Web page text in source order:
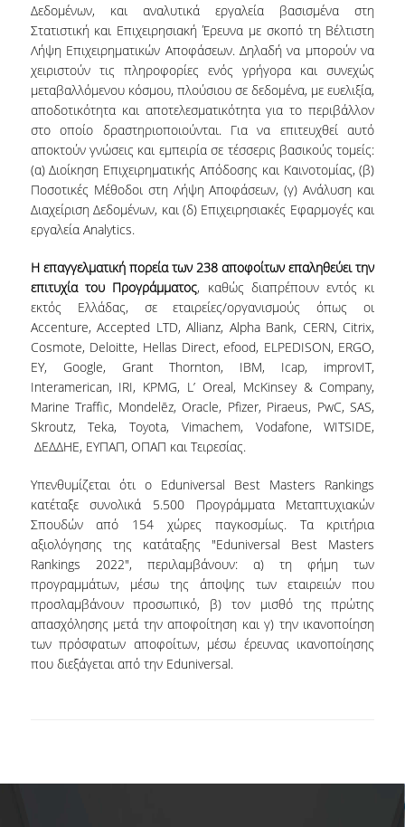
DOCUMENTS - USEFUL LINKS
QUALITY ASSURANCE
QUALITY ASSURANCE POLICY
ACCREDITATION
EXTERNAL EVALUATION
QUALITY ASSURANCE UNIT
RESEARCH
RESEARCH ACTIVITIES
RESEARCH LABORATORIES
PUBLICATIONS
SCIENTIFIC CONFERENCES
GRADUATES OF THE DEPARTMENT
JOB LISTINGS
GRADUATE PROSPECTS
ALUMNI ASSOCIATIONS
Δεδομένων, και αναλυτικά εργαλεία βασισμένα στη
Στατιστική και Επιχειρησιακή Έρευνα με σκοπό τη Βέλτιστη
Λήψη Επιχειρηματικών Αποφάσεων. Δηλαδή να μπορούν να
χειριστούν τις πληροφορίες ενός γρήγορα και συνεχώς
μεταβαλλόμενου κόσμου, πλούσιου σε δεδομένα, με ευελιξία,
αποδοτικότητα και αποτελεσματικότητα για το περιβάλλον
στο οποίο δραστηριοποιούνται. Για να επιτευχθεί αυτό
αποκτούν γνώσεις και εμπειρία σε τέσσερις βασικούς τομείς:
(α) Διοίκηση Επιχειρηματικής Απόδοσης και Καινοτομίας, (β)
Ποσοτικές Μέθοδοι στη Λήψη Αποφάσεων, (γ) Ανάλυση και
Διαχείριση Δεδομένων, και (δ) Επιχειρησιακές Εφαρμογές και
εργαλεία Analytics.
Η επαγγελματική πορεία των 238 αποφοίτων επαληθεύει την
επιτυχία του Προγράμματος, καθώς διαπρέπουν εντός κι
εκτός Ελλάδας, σε εταιρείες/οργανισμούς όπως οι
Accenture, Accepted LTD, Allianz, Alpha Bank, CERN, Citrix,
Cosmote, Deloitte, Hellas Direct, efood, ELPEDISON, ERGO,
EY, Google, Grant Thornton, IBM, Icap, improvIT,
Interamerican, IRI, KPMG, L’ Oreal, McKinsey & Company,
Marine Traffic, Mondelēz, Oracle, Pfizer, Piraeus, PwC, SAS,
Skroutz, Teka, Toyota, Vimachem, Vodafone, WITSIDE,
ΔΕΔΔΗΕ, ΕΥΠΑΠ, ΟΠΑΠ και Τειρεσίας.
Υπενθυμίζεται ότι ο Eduniversal Best Masters Rankings
κατέταξε συνολικά 5.500 Προγράμματα Μεταπτυχιακών
Σπουδών από 154 χώρες παγκοσμίως. Τα κριτήρια
αξιολόγησης της κατάταξης "Eduniversal Best Masters
Rankings 2022", περιλαμβάνουν: α) τη φήμη των
προγραμμάτων, μέσω της άποψης των εταιρειών που
προσλαμβάνουν προσωπικό, β) τον μισθό της πρώτης
απασχόλησης μετά την αποφοίτηση και γ) την ικανοποίηση
των πρόσφατων αποφοίτων, μέσω έρευνας ικανοποίησης
που διεξάγεται από την Eduniversal.